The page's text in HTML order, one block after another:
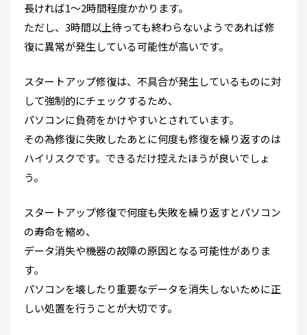
長ければ1～2時間程度かかります。
ただし、3時間以上待っても終わらないようであれば修
復に異常が発生している可能性が高いです。
スタートアップ修復は、不具合が発生しているものに対
して強制的にチェックするため、
パソコンに負荷をかけやすいとされています。
その為修復に失敗したあとに何度も修復を繰り返すのは
ハイリスクです。できるだけ控えたほうが良いでしょ
う。
スタートアップ修復で何度も失敗を繰り返すとパソコン
の寿命を縮め、
データ消失や機器の故障の原因となる可能性がありま
す。
パソコンを壊したり重要なデータを消失しないために正
しい処置を行うことが大切です。